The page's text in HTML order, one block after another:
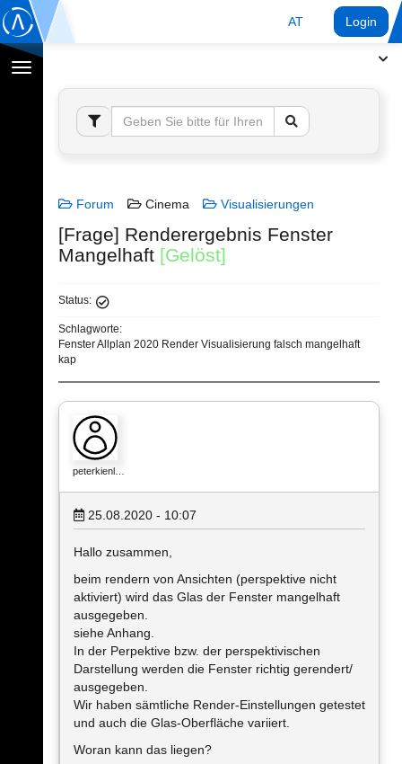
AT Login
Navigation
umschalten
Forum Cinema Visualisierungen
[Frage] Renderergebnis Fenster
Mangelhaft [Gelöst]
Status:
Schlagworte:
Fenster Allplan 2020 Render Visualisierung falsch mangelhaft
kap
peterkienl…
25.08.2020 - 10:07
Hallo zusammen,
beim rendern von Ansichten (perspektive nicht
aktiviert) wird das Glas der Fenster mangelhaft
ausgegeben.
siehe Anhang.
In der Perpektive bzw. der perspektivischen
Darstellung werden die Fenster richtig gerendert/
ausgegeben.
Wir haben sämtliche Render-Einstellungen getestet
und auch die Glas-Oberfläche variiert.
Woran kann das liegen?